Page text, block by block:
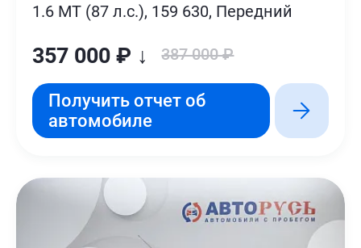
1.6 MT (87 л.с.), 159 630, Передний
357 000 ₽ ↓ 387 000 ₽
Получить отчет об
автомобиле